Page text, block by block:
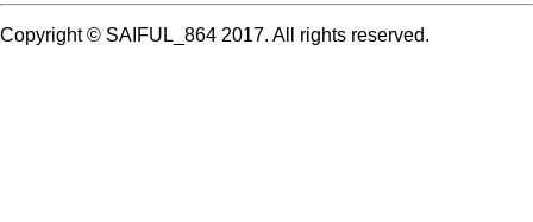
Copyright © SAIFUL_864 2017. All rights reserved.